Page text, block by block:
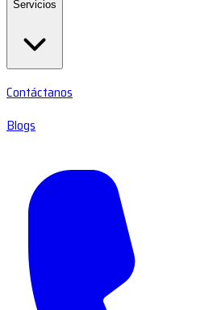
Servicios
Contáctanos
Blogs